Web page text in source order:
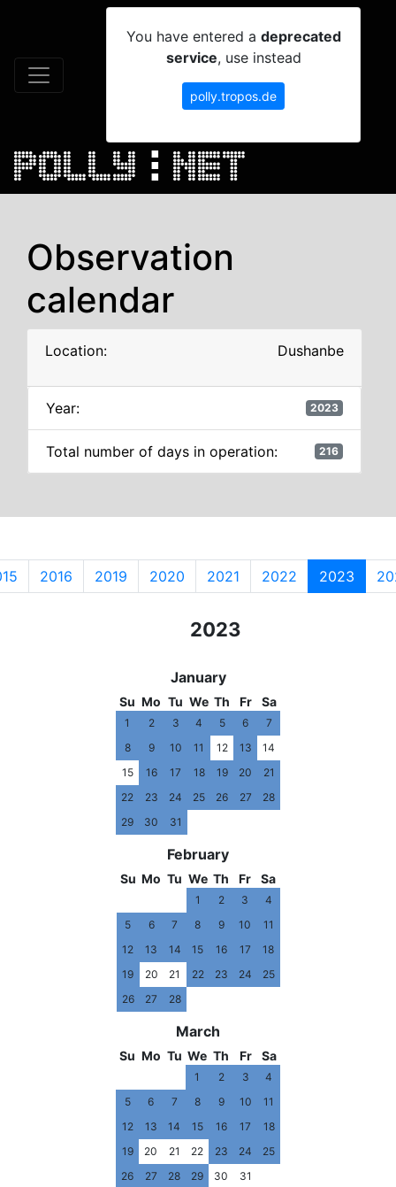
You have entered a deprecated
service, use instead
polly.tropos.de
Observation
calendar
Location: Dushanbe
Year: 2023
Total number of days in operation: 216
2016 2019 2020 2021 2022 2023
2023
January
Su Mo Tu We Th Fr Sa
1 2 3 4 5 6
7
8
9 10 11 12 13
14
15
16 17 18 19 20
21
22
23 24 25 26 27
28
29
30 31
February
Su Mo Tu We Th Fr Sa
1 2 3
4
5
6 7 8 9 10
11
12
13 14 15 16 17
18
19
20 21 22 23 24
25
26
27 28
March
Su Mo Tu We Th Fr Sa
1 2 3
4
5
6 7 8 9 10
11
12
13 14 15 16 17
18
19
20 21 22 23 24
25
26
27 28 29 30 31